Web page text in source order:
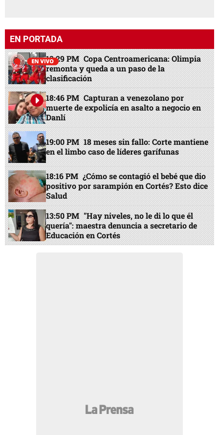
EN PORTADA
13:29 PM Copa Centroamericana: Olimpia
remonta y queda a un paso de la
clasificación
18:46 PM Capturan a venezolano por
muerte de expolicía en asalto a negocio en
Danlí
19:00 PM 18 meses sin fallo: Corte mantiene
en el limbo caso de líderes garífunas
18:16 PM ¿Cómo se contagió el bebé que dio
positivo por sarampión en Cortés? Esto dice
Salud
13:50 PM "Hay niveles, no le di lo que él
quería": maestra denuncia a secretario de
Educación en Cortés